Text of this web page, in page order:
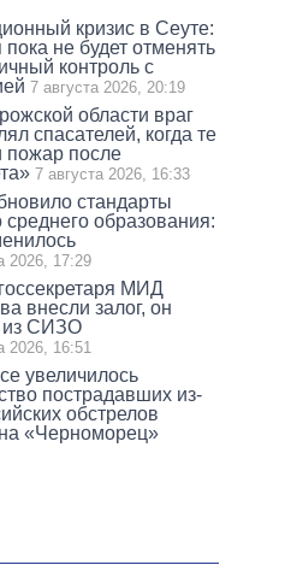
кризис в Сеуте:
пока не будет отменять
контроль с
7 августа 2026, 20:19
области враг
спасателей, когда те
пожар после
7 августа 2026, 16:33
стандарты
образования:
2026, 17:29
МИД
внесли залог, он
СИЗО
2026, 16:51
увеличилось
пострадавших из-
обстрелов
«Черноморец»